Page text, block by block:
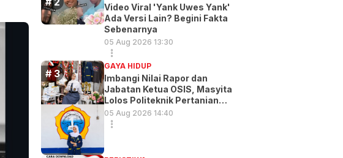
Video Viral 'Yank Uwes Yank'
Ada Versi Lain? Begini Fakta
Sebenarnya
05 Aug 2026 13:30
GAYA HIDUP
Imbangi Nilai Rapor dan
Jabatan Ketua OSIS, Masyita
Lolos Politeknik Pertanian
Gowa
05 Aug 2026 14:40